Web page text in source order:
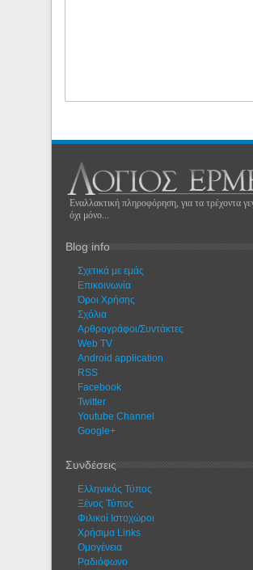
Εναλλακτική πληροφόρηση, για τα τρέχοντα
όχι μόνο...
Blog info
Σχετικά με εμάς
Eπικοινωνία
Όροι Χρήσης
Σχόλια
Αρθρογράφοι/Συντάκτες
Web TV
Android application
RSS
Facebook
Twitter
Youtube Channel
Google+
Συνδέσεις
Ελληνικός Τύπος
Ξένος Τύπος
Φιλικοί Ιστοχώροι
Χρήσιμα Links
Ομογένεια
Ραδιόφωνο